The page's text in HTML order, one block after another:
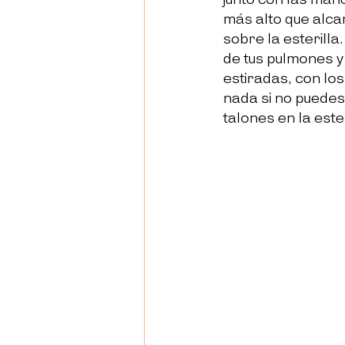
más alto que
sobre la esterilla.
de tus pulmones
estiradas, con
nada si no
talones en la